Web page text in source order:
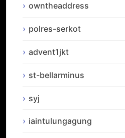
owntheaddress
polres-serkot
advent1jkt
st-bellarminus
syj
iaintulungagung